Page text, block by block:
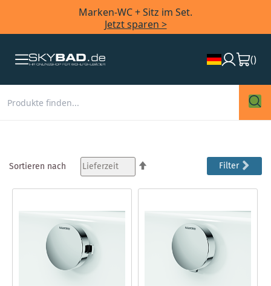
Marken-WC + Sitz im Set.
Jetzt sparen >
()
Sortieren nach
Reihenfolge
Filter